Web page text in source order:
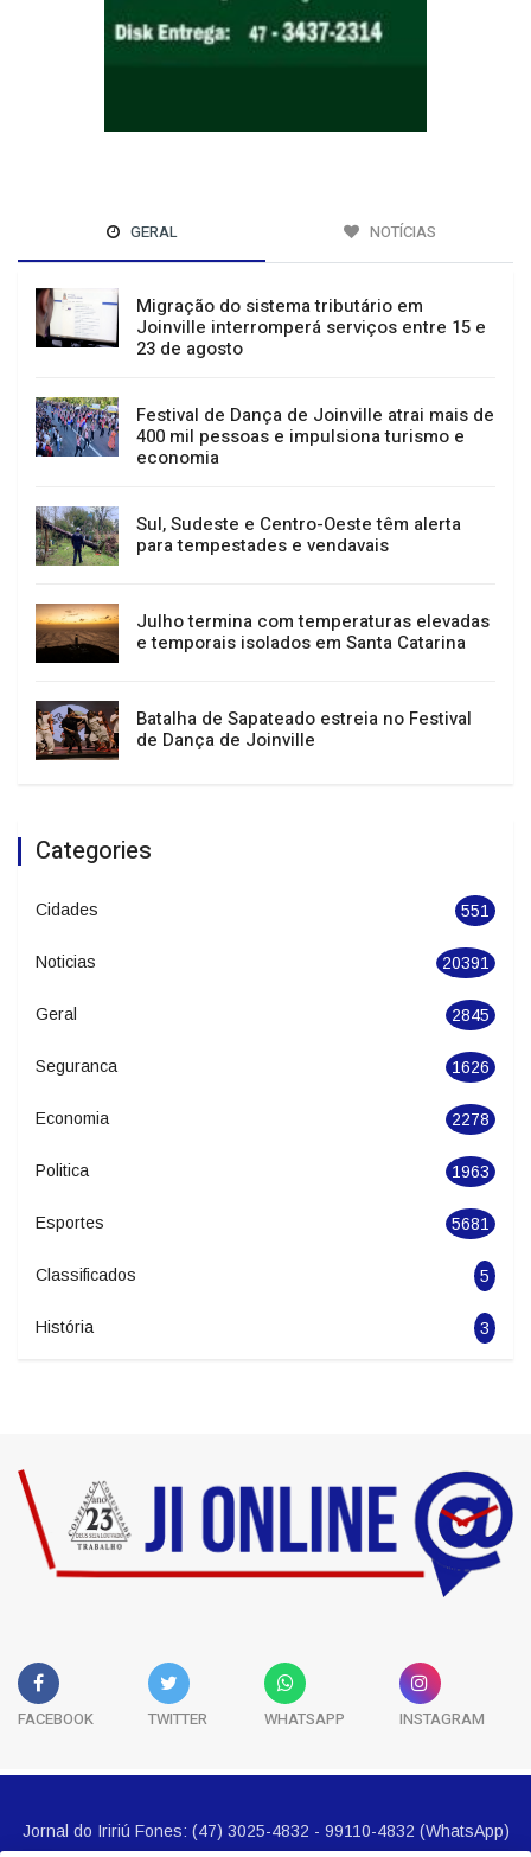
GERAL NOTÍCIAS
Migração do sistema tributário em
Joinville interromperá serviços entre 15 e
23 de agosto
Festival de Dança de Joinville atrai mais de
400 mil pessoas e impulsiona turismo e
economia
Sul, Sudeste e Centro-Oeste têm alerta
para tempestades e vendavais
Julho termina com temperaturas elevadas
e temporais isolados em Santa Catarina
de Dança de Joinville
Categories
Cidades 551
Noticias 20391
Geral 2845
Seguranca 1626
Economia 2278
Politica 1963
Esportes 5681
FACEBOOK TWITTER WHATSAPP INSTAGRAM